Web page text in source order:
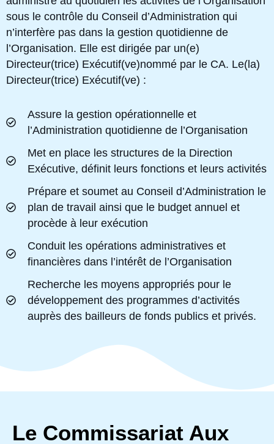
sous le contrôle du Conseil d’Administration qui
n’interfère pas dans la gestion quotidienne de
l’Organisation. Elle est dirigée par un(e)
Directeur(trice) Exécutif(ve)nommé par le CA. Le(la)
Directeur(trice) Exécutif(ve) :
Assure la gestion opérationnelle et
l’Administration quotidienne de l’Organisation
Met en place les structures de la Direction
Exécutive, définit leurs fonctions et leurs activités
Prépare et soumet au Conseil d’Administration le
plan de travail ainsi que le budget annuel et
procède à leur exécution
Conduit les opérations administratives et
financières dans l’intérêt de l’Organisation
Recherche les moyens appropriés pour le
développement des programmes d’activités
auprès des bailleurs de fonds publics et privés.
Le Commissariat Aux